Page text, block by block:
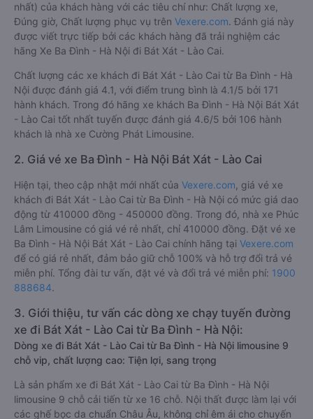
nhất) của khách hàng với các tiêu chí như: Chất lượng xe,
Đúng giờ, Chất lượng phục vụ trên Vexere.com. Đánh giá này
được viết trực tiếp bởi các khách hàng đã trải nghiệm các
hãng Xe Ba Đình - Hà Nội đi Bát Xát - Lào Cai.
Chất lượng các xe khách đi Bát Xát - Lào Cai từ Ba Đình - Hà
Nội được đánh giá 4.1, với điểm trung bình là 4.1/5 bởi 171
hành khách. Trong đó hãng xe khách Ba Đình - Hà Nội Bát Xát
- Lào Cai tốt nhất tuyến được đánh giá 4.6/5 bởi 106 hành
khách là nhà xe Cường Phát Limousine.
2. Giá vé xe Ba Đình - Hà Nội Bát Xát - Lào Cai
Hiện tại, theo cập nhật mới nhất của Vexere.com , giá vé xe
khách đi Bát Xát - Lào Cai từ Ba Đình - Hà Nội có mức giá dao
động từ 410000 đồng - 450000 đồng. Trong đó, nhà xe Phúc
Lâm Limousine có giá vé rẻ nhất, chỉ 410000 đồng. Đặt vé xe
Ba Đình - Hà Nội Bát Xát - Lào Cai chính hãng tại Vexere.com
để có giá rẻ nhất, đảm bảo giữ chỗ 100% và hỗ trợ đổi trả vé
miễn phí. Tổng đài tư vấn, đặt vé và đổi trả vé miễn phí: 1900
888684.
3. Giới thiệu, tư vấn các dòng xe chạy tuyến đường
xe đi Bát Xát - Lào Cai từ Ba Đình - Hà Nội:
Dòng xe đi Bát Xát - Lào Cai từ Ba Đình - Hà Nội limousine 9
chỗ vip, chất lượng cao: Tiện lợi, sang trọng
Là sản phẩm xe đi Bát Xát - Lào Cai từ Ba Đình - Hà Nội
limousine 9 chỗ cải tiến từ xe 16 chỗ. Nội thất được làm lại với
các ghế bọc da chuẩn Châu Âu, không chỉ êm ái cho chuyến